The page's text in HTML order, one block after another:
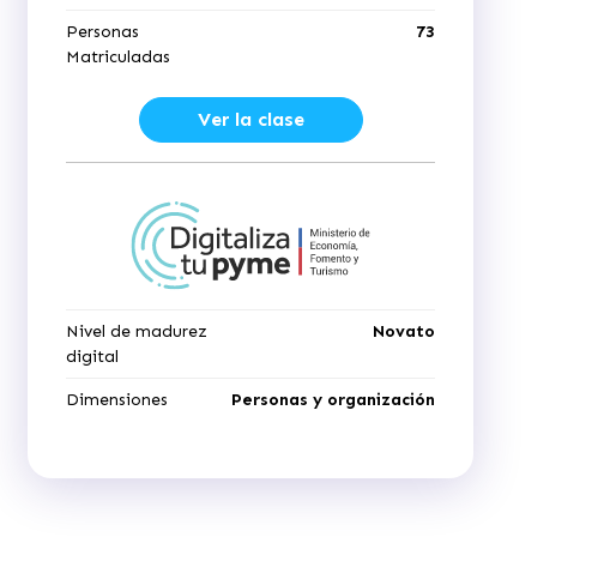
Personas
Matriculadas
73
Ver la clase
Nivel de madurez
digital
Novato
Dimensiones Personas y organización